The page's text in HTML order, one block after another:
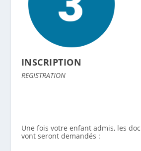
INSCRIPTION
REGISTRATION
Une fois votre enfant admis, les
vont seront demandés :